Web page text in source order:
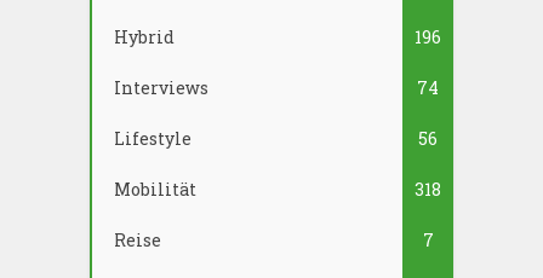
Hybrid 196
Interviews 74
Lifestyle 56
Mobilität 318
Reise 7